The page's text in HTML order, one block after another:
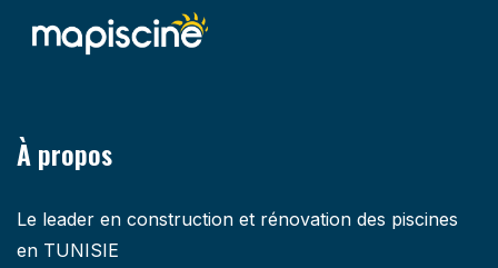
À propos
Le leader en construction et rénovation des piscines
en TUNISIE